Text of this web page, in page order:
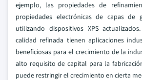
ejemplo, las propiedades de
propiedades electrónicas de capas de
utilizando dispositivos XPS
calidad refinada tienen aplicaciones
beneficiosas para el crecimiento de la
alto requisito de capital para la
puede restringir el crecimiento en cierta